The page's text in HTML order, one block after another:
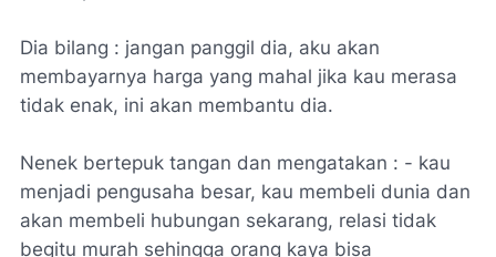
Dia bilang : jangan panggil dia, aku akan
membayarnya harga yang mahal jika kau merasa
tidak enak, ini akan membantu dia.
Nenek bertepuk tangan dan mengatakan : - kau
menjadi pengusaha besar, kau membeli dunia dan
akan membeli hubungan sekarang, relasi tidak
begitu murah sehingga orang kaya bisa